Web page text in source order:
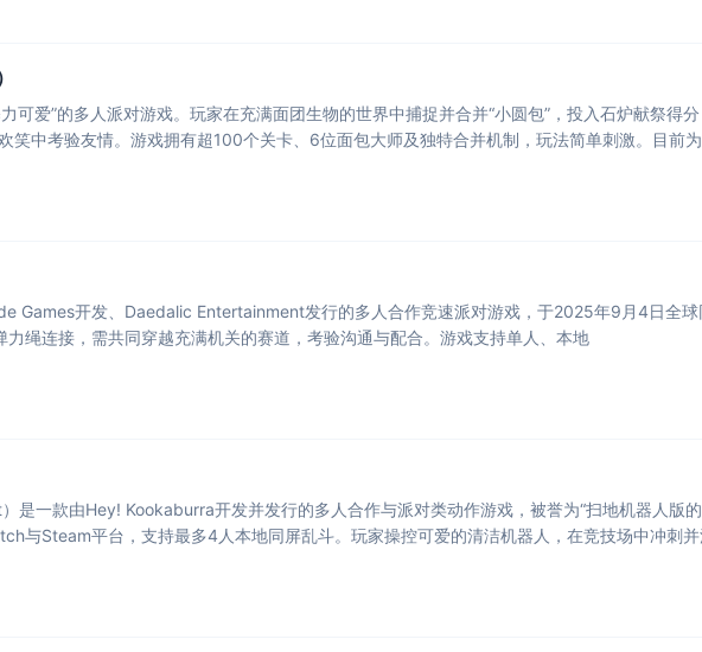
可爱”的多人派对游戏。玩家在充满面团生物的世界中捕捉并合并“小圆包”，投入石炉献祭得
笑中考验友情。游戏拥有超100个关卡、6位面包大师及独特合并机制，玩法简单刺激。目前
Games开发、Daedalic Entertainment发行的多人合作竞速派对游戏，于2025年9月4日全
绳连接，需共同穿越充满机关的赛道，考验沟通与配合。游戏支持单人、本地
是一款由Hey! Kookaburra开发并发行的多人合作与派对类动作游戏，被誉为“扫地机器人版
与Steam平台，支持最多4人本地同屏乱斗。玩家操控可爱的清洁机器人，在竞技场中冲刺并